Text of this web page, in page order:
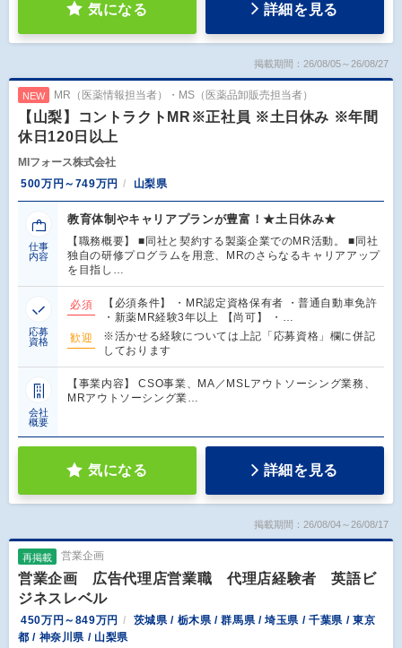
気になる 詳細を見る
掲載期間：26/08/05～26/08/27
NEW MR（医薬情報担当者）・MS（医薬品卸販売担当者）
【山梨】コントラクトMR※正社員 ※土日休み ※年間
休日120日以上
MIフォース株式会社
500万円～749万円
山梨県
仕事
内容
教育体制やキャリアプランが豊富！★土日休み★
【職務概要】 ■同社と契約する製薬企業でのMR活動。 ■同社
独自の研修プログラムを用意、MRのさらなるキャリアアップ
を目指し…
応募
資格
必須
【必須条件】 ・MR認定資格保有者 ・普通自動車免許
・新薬MR経験3年以上 【尚可】 ・…
歓迎
※活かせる経験については上記「応募資格」欄に併記
しております
会社
概要
【事業内容】 CSO事業、MA／MSLアウトソーシング業務、
MRアウトソーシング業…
気になる 詳細を見る
掲載期間：26/08/04～26/08/17
再掲載 営業企画
営業企画 広告代理店営業職 代理店経験者 英語ビ
ジネスレベル
450万円～849万円
茨城県 / 栃木県 / 群馬県 / 埼玉県 / 千葉県 / 東京
都 / 神奈川県 / 山梨県